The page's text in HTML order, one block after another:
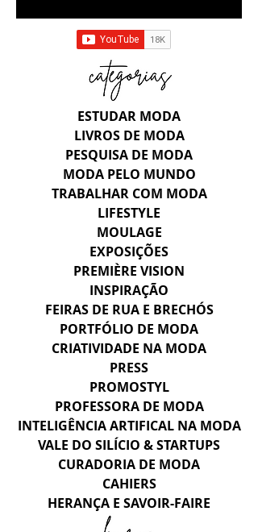
ESTUDAR MODA
LIVROS DE MODA
PESQUISA DE MODA
MODA PELO MUNDO
TRABALHAR COM MODA
LIFESTYLE
MOULAGE
EXPOSIÇÕES
PREMIÈRE VISION
INSPIRAÇÃO
FEIRAS DE RUA E BRECHÓS
PORTFÓLIO DE MODA
CRIATIVIDADE NA MODA
PRESS
PROMOSTYL
PROFESSORA DE MODA
INTELIGÊNCIA ARTIFICAL NA MODA
VALE DO SILÍCIO & STARTUPS
CURADORIA DE MODA
CAHIERS
HERANÇA E SAVOIR-FAIRE